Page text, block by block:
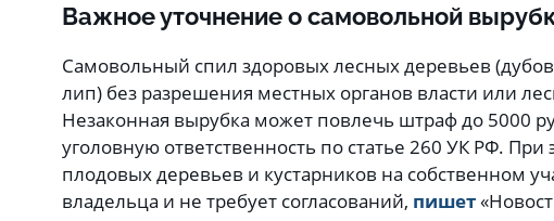
Важное уточнение о самовольной
Самовольный спил здоровых лесных деревьев
лип) без разрешения местных органов власти или
Незаконная вырубка может повлечь штраф до 5000
уголовную ответственность по статье 260 УК РФ. При
плодовых деревьев и кустарников на собственном
владельца и не требует согласований, пишет